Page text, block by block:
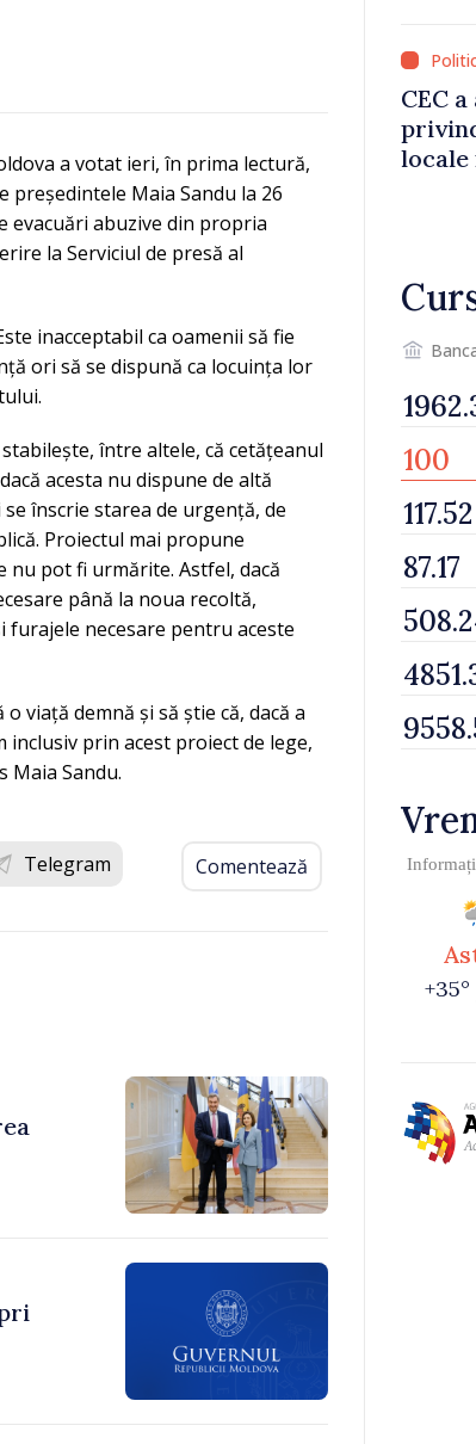
a votat ieri, în prima lectură,
președintele Maia Sandu la 26
evacuări abuzive din propria
la Serviciul de presă al
inacceptabil ca oamenii să fie
ori să se dispună ca locuința lor
între altele, că cetățeanul
acesta nu dispune de altă
înscrie starea de urgență, de
Proiectul mai propune
pot fi urmărite. Astfel, dacă
până la noua recoltă,
necesare pentru aceste
viață demnă și să știe că, dacă a
prin acest proiect de lege,
Maia Sandu.
Telegram Comentează
CEC
locale